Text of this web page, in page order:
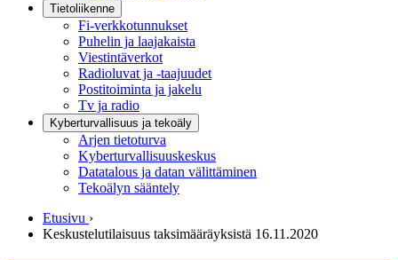
Tietoliikenne
Fi-verkkotunnukset
Puhelin ja laajakaista
Viestintäverkot
Radioluvat ja -taajuudet
Postitoiminta ja jakelu
Tv ja radio
Kyberturvallisuus ja tekoäly
Arjen tietoturva
Kyberturvallisuuskeskus
Datatalous ja datan välittäminen
Tekoälyn sääntely
Etusivu ›
Keskustelutilaisuus taksimääräyksistä 16.11.2020